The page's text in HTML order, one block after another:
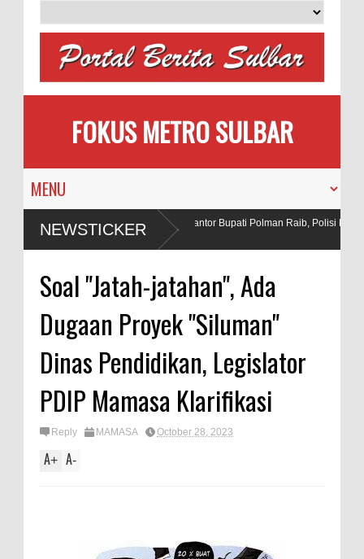
FOKUS METRO SULBAR
NEWSTICKERPuluhan AC Kantor Bupati Polman Raib, Polisi
Penadah
Soal "Jatah-jatahan", Ada
Dugaan Proyek "Siluman"
Dinas Pendidikan, Legislator
PDIP Mamasa Klarifikasi
Reply MAMASA October 28, 2023
A+ A-